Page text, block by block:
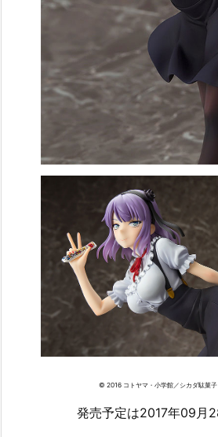
© 2016 コトヤマ・小学館／シカダ駄菓子
発売予定は2017年09月